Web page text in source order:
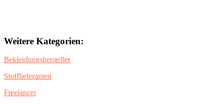
Weitere Kategorien:
Bekleidungshersteller
Stofflieferanten
Freelancer